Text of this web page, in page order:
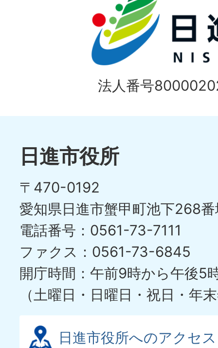
ス
ラ
イ
ド
1
枚
目
の
イ
目
の
ス
ラ
イ
ド
法人番号
日進市役所
〒470-0192
愛知県日進市蟹甲町池下268
電話番号：0561-73-7111
ファクス：0561-73-6845
開庁時間：午前9時から午後5
（土曜日・日曜日・祝日・年
日進市役所へのアクセス